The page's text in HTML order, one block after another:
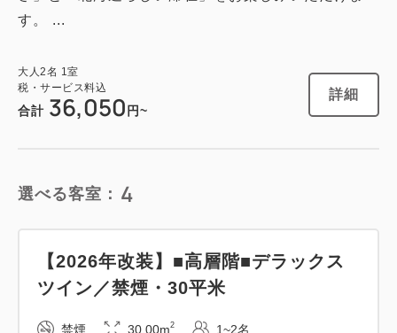
残り 1
禁煙 19.00m 1~2名
す。 ...
大人2名 1室
税・サービス料込
合計 36,050 円~
詳細
選べる客室： 4
【2026年改装】■高層階■デラックス
ツイン／禁煙・30平米
禁煙 30.00m2 1~2名